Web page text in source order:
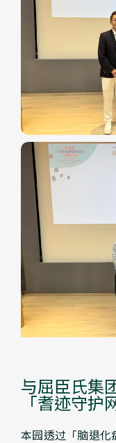
与屈臣氏集
「耆迹守护
本园透过「脑退化